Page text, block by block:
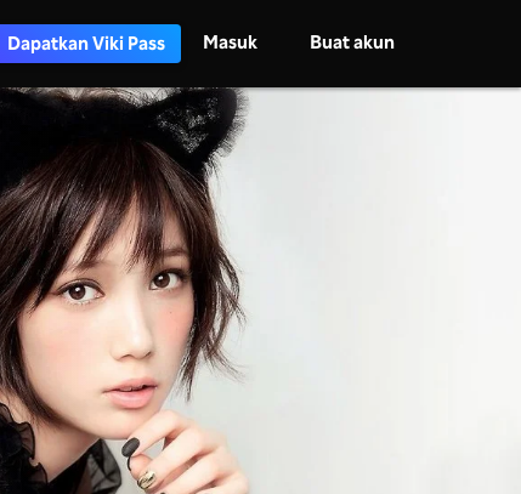
Dapatkan Viki Pass Masuk Buat akun